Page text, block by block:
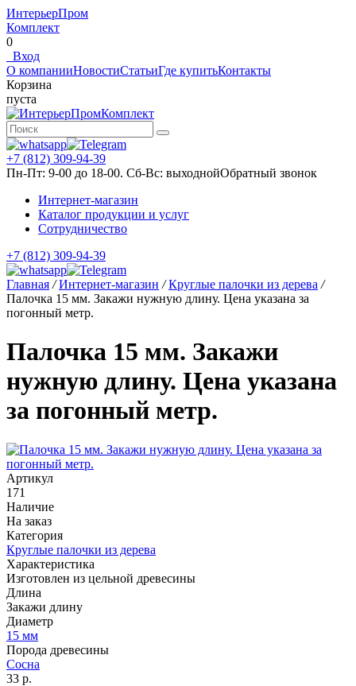
ИнтерьерПром
Комплект
0
Вход
О компанииНовостиСтатьиГде купитьКонтакты
Корзина
пуста
+7 (812) 309-94-39
Пн-Пт: 9-00 до 18-00. Сб-Вс: выходнойОбратный звонок
Интернет-магазин
Каталог продукции и услуг
Сотрудничество
+7 (812) 309-94-39
Главная / Интернет-магазин / Круглые палочки из дерева /
Палочка 15 мм. Закажи нужную длину. Цена указана за
погонный метр.
Палочка 15 мм. Закажи
нужную длину. Цена указана
за погонный метр.
Артикул
171
Наличие
На заказ
Категория
Круглые палочки из дерева
Характеристика
Изготовлен из цельной древесины
Длина
Закажи длину
Диаметр
15 мм
Порода древесины
Сосна
33 р.